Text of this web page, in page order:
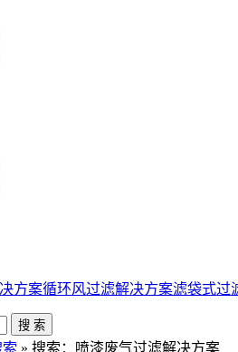
方案循环风过滤解决方案滤袋式过
搜 索
» 搜索：喷漆废气过滤解决方案